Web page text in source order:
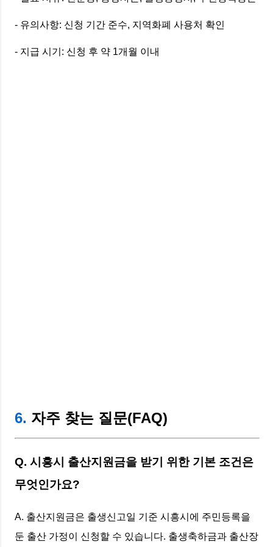
- 유의사항: 신청 기간 준수, 지역화폐 사용처 확인
- 지급 시기: 신청 후 약 1개월 이내
6. 자주 찾는 질문(FAQ)
Q. 시흥시 출산지원금을 받기 위한 기본 조건은
무엇인가요?
A. 출산지원금은 출생신고일 기준 시흥시에 주민등록을
둔 출산 가정이 신청할 수 있습니다. 출생축하금과 출산장